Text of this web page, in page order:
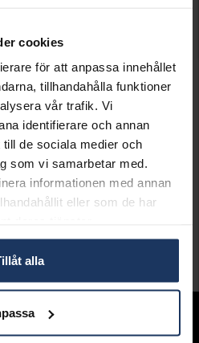
cookies
för att anpassa innehållet
tillhandahålla funktioner
vår trafik. Vi
identifierare och annan
de sociala medier och
som vi samarbetar med.
informationen med annan
eller som de har
alla
+29:-
onlineköp.
köpte även